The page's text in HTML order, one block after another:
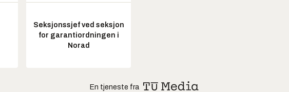
Seksjonssjef ved seksjon
for garantiordningen i
Norad
En tjeneste fra